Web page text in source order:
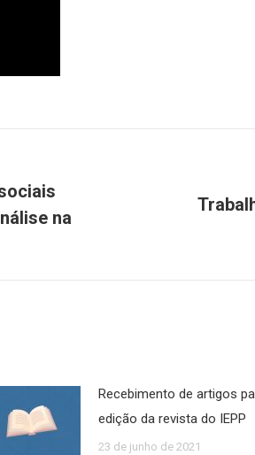
na
Próximo
Recebimento de artigos
edição da revista do IEPP
23 de junho de 2021